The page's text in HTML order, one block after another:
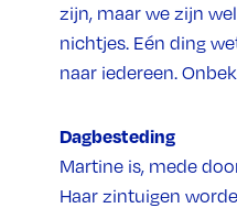
zijn, maar we zijn
nichtjes. Eén ding
naar iedereen.
Dagbesteding
Martine is, mede
Haar zintuigen